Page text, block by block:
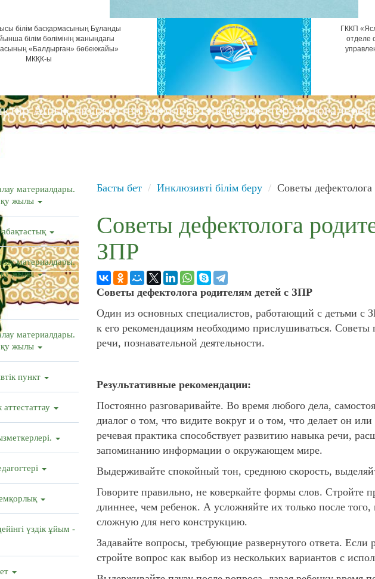
білім басқармасының Бұланды
білім бөлімінің жанындағы
«Балдырған» бөбекжайы»
МКҚК-ы
ГККП
отделе
Ашық бюджеттер Мемлекеттік қызметтер Фотогалерея
материалдары.
жылы
материалдары.
жылы
материалдары.
жылы
пункт
үздік ұйым -
Басты бет Инклюзивті білім беру Советы дефектолога
Советы дефектолога
ЗПР
Советы дефектолога родителям детей с ЗПР
Один из основных специалистов, работающий с детьми с
к его рекомендациям необходимо прислушиваться. Советы
речи, познавательной деятельности.
Результативные рекомендации:
Постоянно разговаривайте. Во время любого дела,
диалог о том, что видите вокруг и о том, что делает он
речевая практика способствует развитию навыка речи,
запоминанию информации о окружающем мире.
Выдерживайте спокойный тон, среднюю скорость,
Говорите правильно, не коверкайте формы слов. Стройте
длиннее, чем ребенок. А усложняйте их только после
сложную для него конструкцию.
Задавайте вопросы, требующие развернутого ответа. Если
стройте вопрос как выбор из нескольких вариантов с